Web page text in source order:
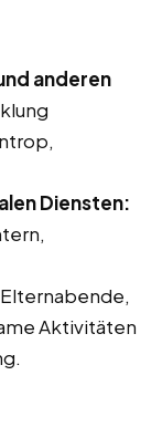
anderen
Diensten:
Elternabende,
Aktivitäten